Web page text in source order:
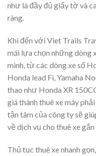
như là đầy đủ giấy tờ và
ràng.
Khi đến với Viet Trails
mái lựa chọn những dòng
mình, từ các dòng xe số
Honda lead Fi, Yamaha
thao như Honda XR
giá thành thuê xe máy
tận tâm của công ty sẽ
về dịch vụ cho thuê xe
Thủ tục thuê xe nhanh